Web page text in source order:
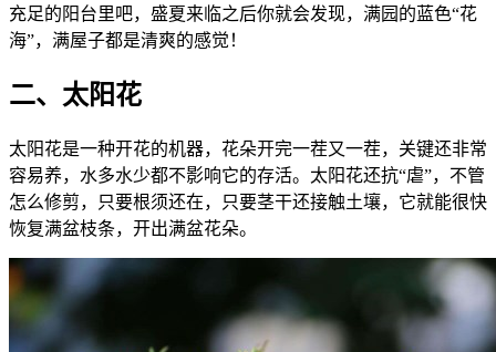
充足的阳台里吧，盛夏来临之后你就会发现，满园的蓝色“花
海”，满屋子都是清爽的感觉！
二、太阳花
太阳花是一种开花的机器，花朵开完一茬又一茬，关键还非常
容易养，水多水少都不影响它的存活。太阳花还抗“虐”，不管
怎么修剪，只要根须还在，只要茎干还接触土壤，它就能很快
恢复满盆枝条，开出满盆花朵。